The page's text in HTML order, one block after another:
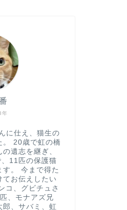
年
に仕え、猫生の
。 20歳で虹の橋
遺志を継ぎ、
11匹の保護猫
す。 今まで得た
てお伝えしたい
コ、グビチュさ
、モナアズ兄
郎、サバミ、虹